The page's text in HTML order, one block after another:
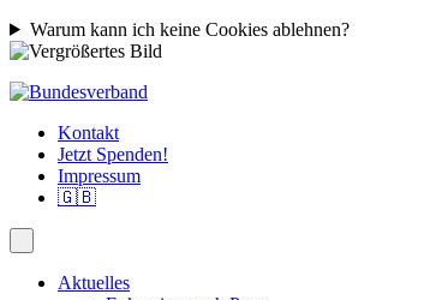
Warum kann ich keine Cookies ablehnen?
Kontakt
Jetzt Spenden!
Impressum
🇬🇧
Aktuelles